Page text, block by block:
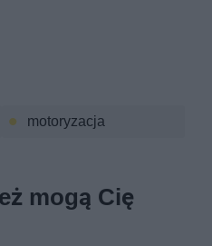
motoryzacja
mogą Cię